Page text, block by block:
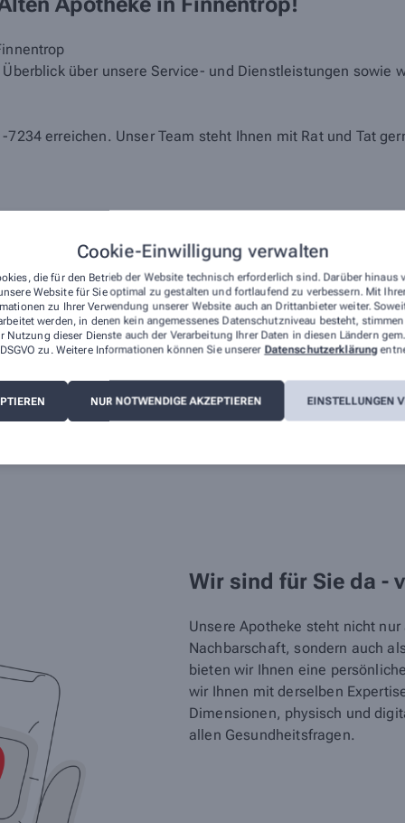
Cookie-Einwilligung verwalten
die für den Betrieb der Website technisch erforderlich sind. Darüber hinaus
Website für Sie optimal zu gestalten und fortlaufend zu verbessern. Mit
zu Ihrer Verwendung unserer Website auch an Drittanbieter weiter.
werden, in denen kein angemessenes Datenschutzniveau besteht,
Nutzung dieser Dienste auch der Verarbeitung Ihrer Daten in diesen Ländern
zu. Weitere Informationen können Sie unserer Datenschutzerklärung
NUR NOTWENDIGE AKZEPTIEREN EINSTELLUNGEN
über unsere Service- und Dienstleistungen sowie
erreichen. Unser Team steht Ihnen mit Rat und Tat
Leistungen, durch die wir Ihnen täglich zur
Blutzucker
Cholesterin gesamt
Wir sind für Sie da -
Unsere Apotheke steht nicht
Nachbarschaft, sondern auch
bieten wir Ihnen eine
wir Ihnen mit derselben
Dimensionen, physisch und
allen Gesundheitsfragen.